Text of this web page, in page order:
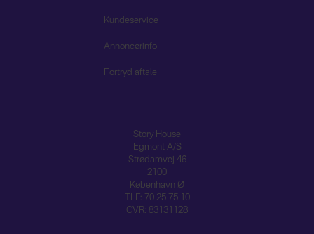
Kundeservice
Annoncørinfo
Fortryd aftale
Story House
Egmont A/S
Strødamvej 46
2100
København Ø
TLF: 70 25 75 10
CVR: 83131128